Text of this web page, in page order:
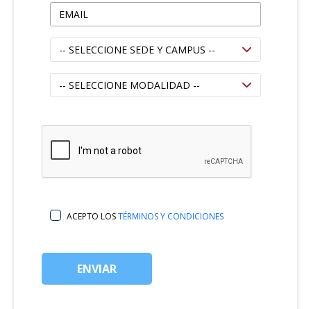
ACEPTO LOSTÉRMINOS Y CONDICIONES
ENVIAR